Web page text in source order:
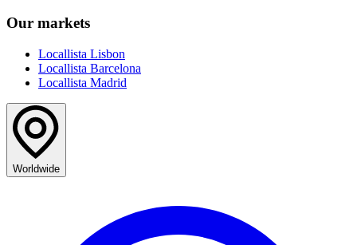
Our markets
Locallista Lisbon
Locallista Barcelona
Locallista Madrid
Worldwide